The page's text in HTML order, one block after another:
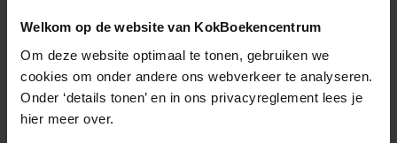
Welkom op de website van KokBoekencentrum
Om deze website optimaal te tonen, gebruiken we
cookies om onder andere ons webverkeer te analyseren.
Onder ‘details tonen’ en in ons privacyreglement lees je
hier meer over.